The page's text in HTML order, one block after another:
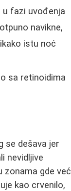
u fazi uvođenja
navikne,
istu noć
sa retinoidima
se dešava jer
nevidljive
zonama gde već
kao crvenilo,